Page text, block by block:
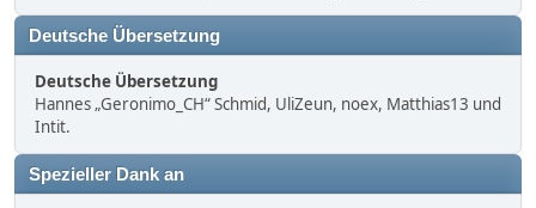
Deutsche Übersetzung
Deutsche Übersetzung
Hannes „Geronimo_CH“ Schmid, UliZeun, noex, Matthias13 und
Intit.
Spezieller Dank an